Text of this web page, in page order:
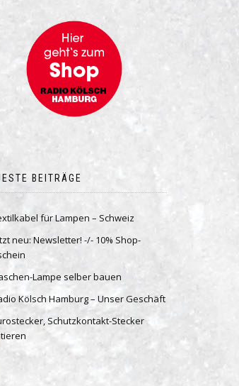
BEITRÄGE
für Lampen – Schweiz
neu: Newsletter! -/- 10% Shop-
Lampe selber bauen
Kölsch Hamburg – Unser Geschäft
Schutzkontakt-Stecker